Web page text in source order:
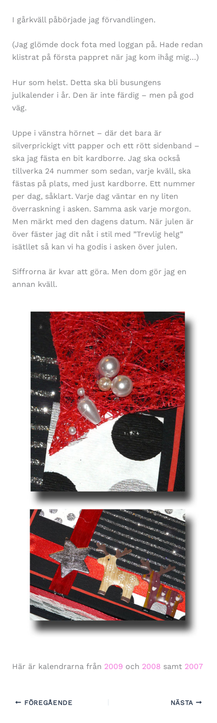
I gårkväll påbörjade jag förvandlingen.
(Jag glömde dock fota med loggan på. Hade redan
klistrat på första pappret när jag kom ihåg mig…)
Hur som helst. Detta ska bli busungens
julkalender i år. Den är inte färdig – men på god
väg.
Uppe i vänstra hörnet – där det bara är
silverprickigt vitt papper och ett rött sidenband –
ska jag fästa en bit kardborre. Jag ska också
tillverka 24 nummer som sedan, varje kväll, ska
fästas på plats, med just kardborre. Ett nummer
per dag, såklart. Varje dag väntar en ny liten
överraskning i asken. Samma ask varje morgon.
Men märkt med den dagens datum. När julen är
över fäster jag dit nåt i stil med ”Trevlig helg”
isätllet så kan vi ha godis i asken över julen.
Siffrorna är kvar att göra. Men dom gör jag en
annan kväll.
Här är kalendrarna från 2009 och 2008 samt 2007
FÖREGÅENDE NÄSTA